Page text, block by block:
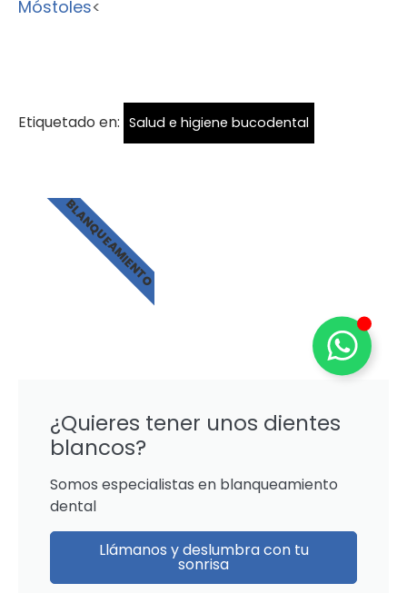
Móstoles<
Etiquetado en: Salud e higiene bucodental
¿Quieres tener unos dientes
blancos?
Somos especialistas en blanqueamiento
dental
Llámanos y deslumbra con tu
sonrisa
BLANQUEAMIENTO